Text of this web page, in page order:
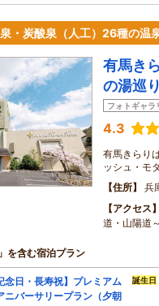
・炭酸泉（人工）26種の温
有馬き
の湯巡
フォトギャラ
4.3
有馬きらり
ッシュ・
住所
兵
アクセス
道・山陽道
を含む宿泊プラン
念日・長寿祝】プレミアム
ニバーサリープラン（夕朝
誕生日